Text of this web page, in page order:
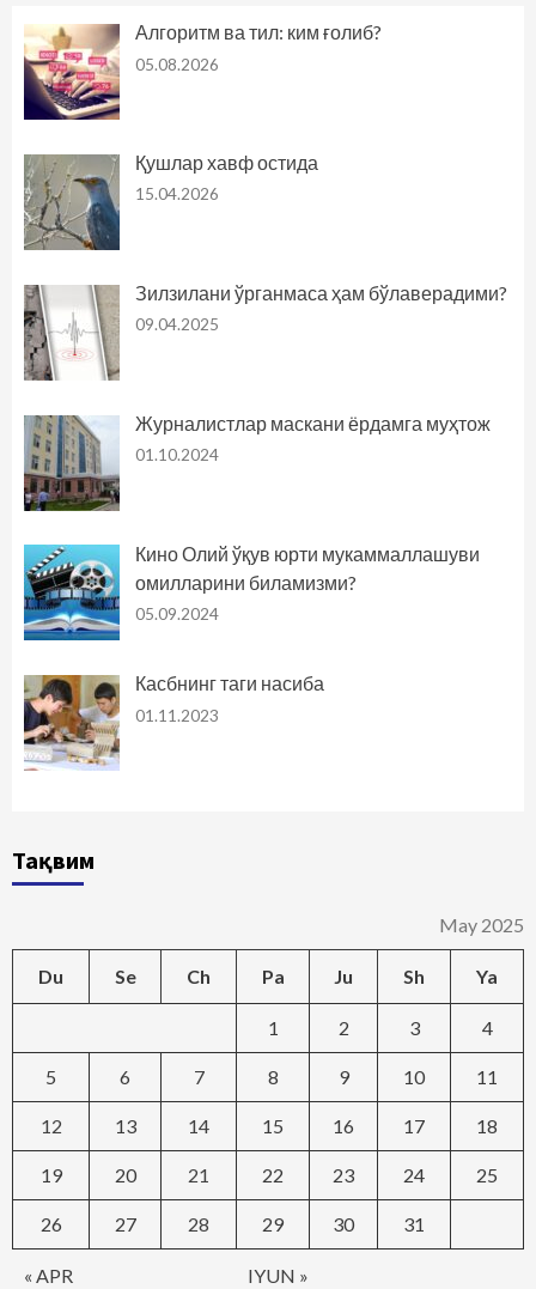
Алгоритм ва тил: ким ғолиб?
05.08.2026
Қушлар хавф остида
15.04.2026
Зилзилани ўрганмаса ҳам бўлаверадими?
09.04.2025
Журналистлар маскани ёрдамга муҳтож
01.10.2024
Кино Олий ўқув юрти мукаммаллашуви
омилларини биламизми?
05.09.2024
Касбнинг таги насиба
01.11.2023
Тақвим
May 2025
Du Se Ch Pa Ju Sh Ya
« APR IYUN »
1 2 3 4
5 6 7 8 9 10 11
12 13 14 15 16 17 18
19 20 21 22 23 24 25
26 27 28 29 30 31